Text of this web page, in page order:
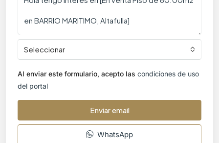
Seleccionar
Al enviar este formulario, acepto las condiciones de uso
del portal
Enviar email
WhatsApp